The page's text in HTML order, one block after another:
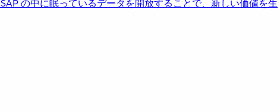
SAP の中に眠っているデータを開放することで、新しい価値を生